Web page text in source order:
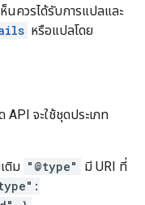
ควรได้รับการแปลและ
หรือแปลโดย
API จะใช้ชุดประเภท
ติม "@type"
มี URI ที่